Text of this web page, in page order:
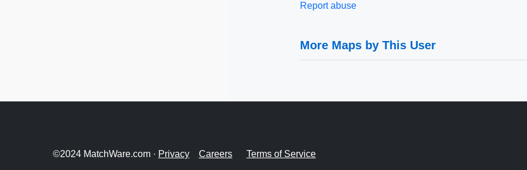
Report abuse
More Maps by This User
©2024 MatchWare.com · Privacy Careers Terms of Service